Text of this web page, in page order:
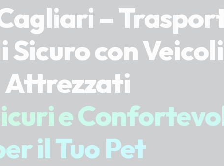
–
con Veicoli
Attrezzati
e
il Tuo Pet